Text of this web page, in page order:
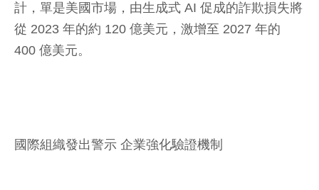
計，單是美國市場，由生成式 AI 促成的詐欺損失將
從 2023 年的約 120 億美元，激增至 2027 年的
400 億美元。
國際組織發出警示 企業強化驗證機制